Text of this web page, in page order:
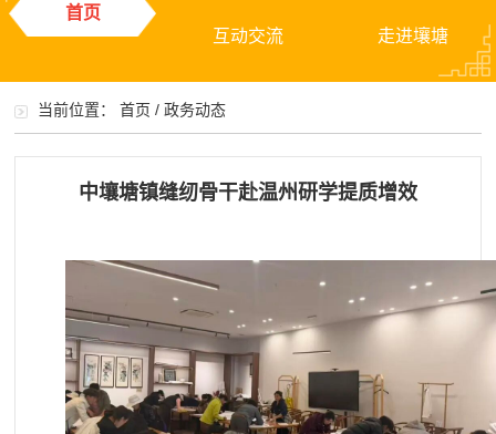
首页
互动交流 走进壤塘
当前位置：首页 /政务动态
中壤塘镇缝纫骨干赴温州研学提质增效